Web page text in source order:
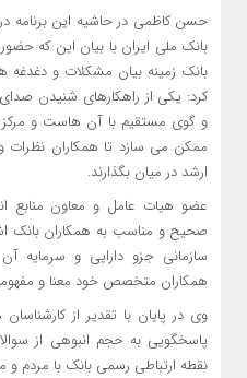
حسن کاظمی در حاشیه این برنامه
بانک ملی ایران با بیان این که
بانک زمینه بیان مشکلات و دغدغه
کرد: یکی از راهکارهای شنیدن
و گوی مستقیم با آن هاست و مرکز
ممکن می سازد تا همکاران نظرات
ارشد در میان بگذارند.
عضو هیات عامل و معاون منابع
صحیح و مناسب به همکاران بانک
سازمانی جزو دارایی و
همکاران متخصص خود معنا و
وی در پایان با تقدیر از
پاسخگویی به حجم انبوهی از
نقطه ارتباطی رسمی بانک با مردم و